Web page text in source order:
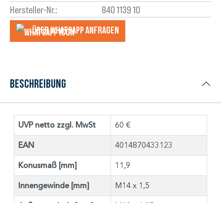
Hersteller-Nr.:
840 1139 10
Über WhatsApp anfragеn
Beschreibung
UVP netto zzgl. MwSt 60 €
EAN 4014870433123
Konusmaß [mm] 11,9
Innengewinde [mm] M14 x 1,5